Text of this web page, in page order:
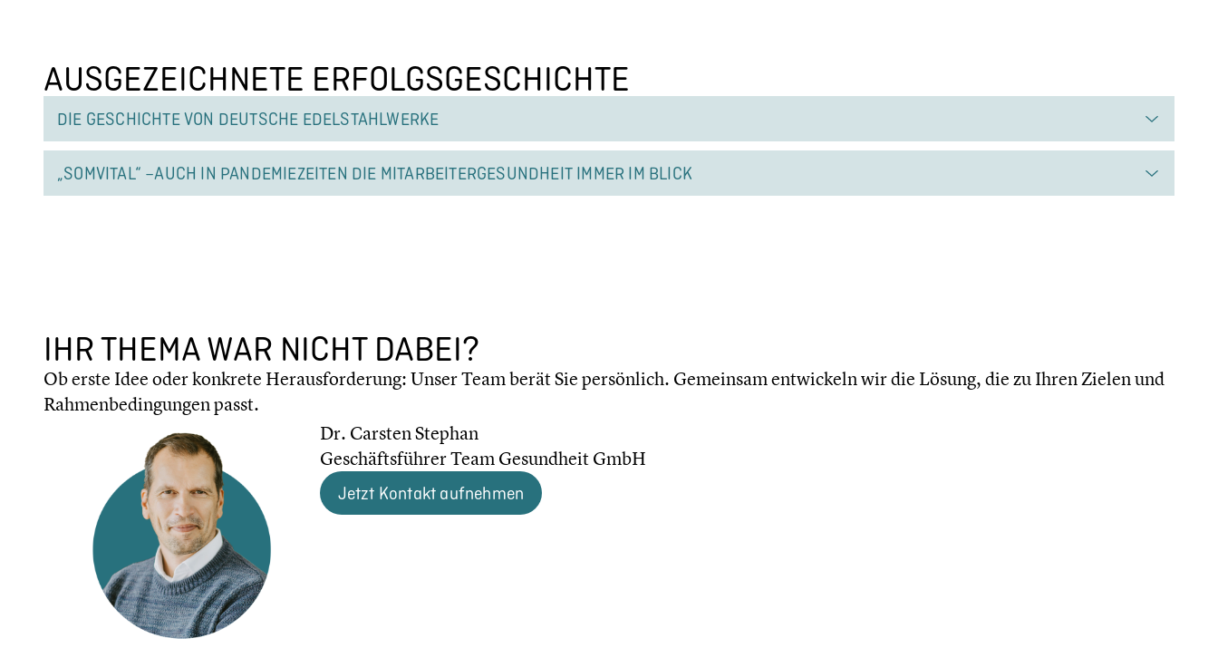
AUSGE­ZEICH­NETE ERFOLGS­GE­SCHICHTE
DIE GESCHICHTE VON DEUTSCHE EDELSTAHL­WERKE
„SOMVITAL“ –AUCH IN PANDE­MIE­ZEI­TEN DIE MITAR­BEI­TER­GE­SUND­HEIT IMMER IM BLICK
IHR THEMA WAR NICHT DABEI?
Ob erste Idee oder konkrete Heraus­for­de­rung: Unser Team berät Sie persön­lich. Gemeinsam entwi­ckeln wir die Lösung, die zu Ihren Zielen und
Rahmen­be­din­gun­gen passt.
Dr. Carsten Stephan
Geschäfts­füh­rer Team Gesund­heit GmbH
Jetzt Kontakt aufnehmen